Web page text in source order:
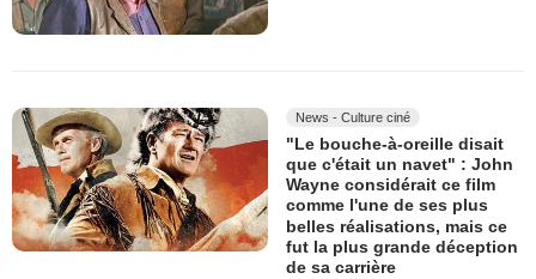
News - Culture ciné
"Le bouche-à-oreille disait
que c'était un navet" : John
Wayne considérait ce film
comme l'une de ses plus
belles réalisations, mais ce
fut la plus grande déception
de sa carrière